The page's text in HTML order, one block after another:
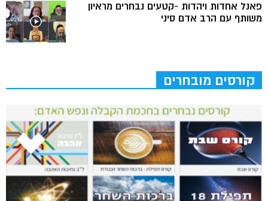
פאנל אחדות ויהדות -קטעים נבחרים מראיון
משותף עם הרב אדם סיני
קורסים מובחרים